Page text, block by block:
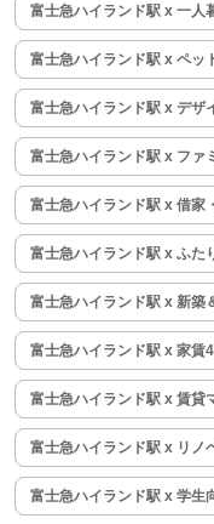
富士急ハイランド駅 x 一人
富士急ハイランド駅 x ペット
富士急ハイランド駅 x デザ
富士急ハイランド駅 x ファ
富士急ハイランド駅 x 借家
富士急ハイランド駅 x ふた
富士急ハイランド駅 x 新築
富士急ハイランド駅 x 家賃
富士急ハイランド駅 x 賃貸
富士急ハイランド駅 x リノ
富士急ハイランド駅 x 学生